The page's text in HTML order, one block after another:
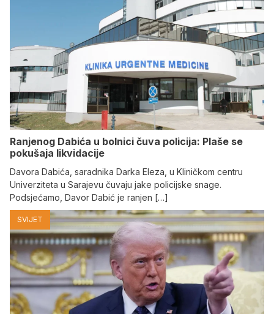
Ranjenog Dabića u bolnici čuva policija: Plaše se
pokušaja likvidacije
Davora Dabića, saradnika Darka Eleza, u Kliničkom centru
Univerziteta u Sarajevu čuvaju jake policijske snage.
Podsjećamo, Davor Dabić je ranjen […]
SVIJET